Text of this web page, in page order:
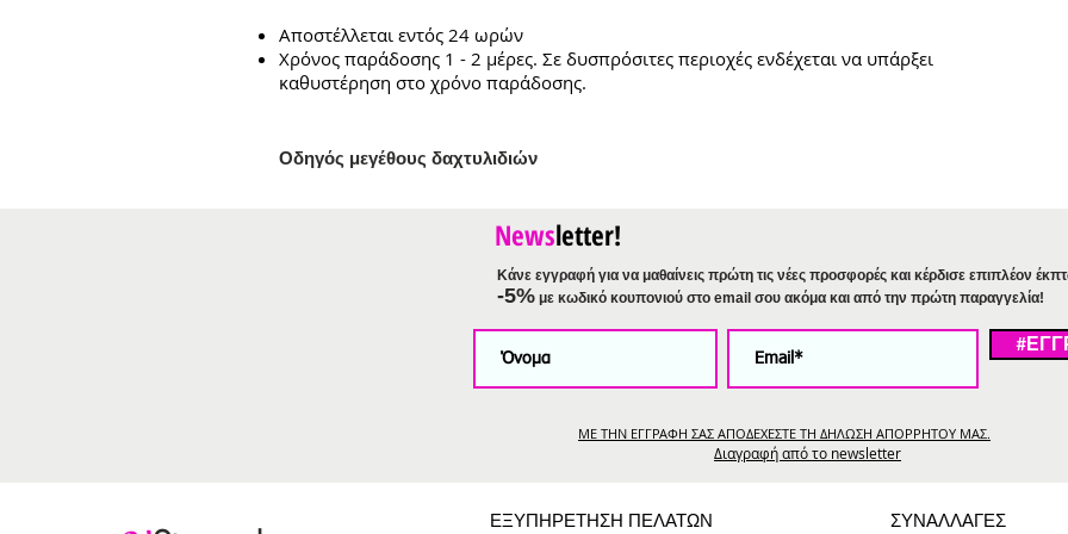
Αποστέλλεται εντός 24 ωρών
Χρόνος παράδοσης 1 - 2 μέρες. Σε δυσπρόσιτες περιοχές ενδέχεται να υπάρξει
καθυστέρηση στο χρόνο παράδοσης.
Οδηγός μεγέθους δαχτυλιδιών
Newsletter!
Κάνε εγγραφή για να μαθαίνεις πρώτη τις νέες προσφορές και κέρδισε επιπλέον
-5% με κωδικό κουπονιού στο email σου ακόμα και από την πρώτη παραγγελία!
ΜΕ ΤΗΝ ΕΓΓΡΑΦΗ ΣΑΣ ΑΠΟΔΕΧΕΣΤΕ ΤΗ ΔΗΛΩΣΗ ΑΠΟΡΡΗΤΟΥ ΜΑΣ.
Διαγραφή από το newsletter
ΕΞΥΠΗΡΕΤΗΣΗ ΠΕΛΑΤΩΝ ΣΥΝΑΛΛΑΓΕΣ